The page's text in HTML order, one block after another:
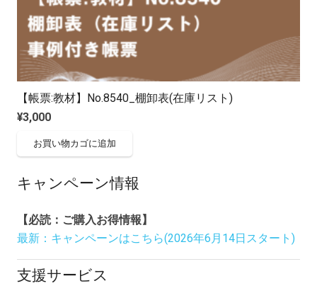
【帳票:教材】No.8540_棚卸表(在庫リスト)
¥3,000
お買い物カゴに追加
キャンペーン情報
【必読：ご購入お得情報】
最新：キャンペーンはこちら(2026年6月14日スタート)
支援サービス